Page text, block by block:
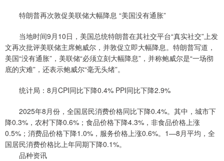
特朗普再次敦促美联储大幅降息 “美国没有通胀”
当地时间9月10日，美国总统特朗普在其社交平台“真实社交”上发
文再次批评美联储主席鲍威尔，并敦促立即大幅降息。特朗普写道，
美国“没有通胀”，美联储“必须立刻大幅降息”，并称鲍威尔是“一场彻
底的灾难”，还表示鲍威尔“毫无头绪”。
统计局：8月CPI同比下降0.4% PPI同比下降2.9%
2025年8月份，全国居民消费价格同比下降0.4%。其中，城市下
降0.3%，农村下降0.6%；食品价格下降4.3%，非食品价格上涨
0.5%；消费品价格下降1.0%，服务价格上涨0.6%。1—8月平均，全
国居民消费价格比上年同期下降0.1%。
品种资讯